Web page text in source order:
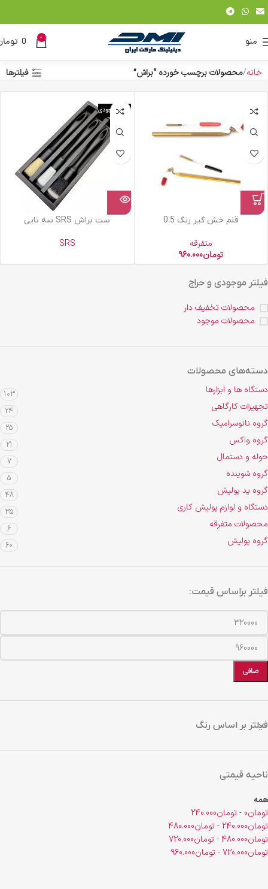
منو 0
0
فیلتر موجودی و حراج
محصولات تخفیف دار
محصولات موجود
دسته‌های محصولات
دستگاه ها و ابزارها 103
تجهیزات کارگاهی 24
گروه نانوسرامیک 25
گروه واکس 21
حوله و دستمال 7
گروه شوینده 5
گروه پد پولیش 48
دستگاه و لوازم پولیش کاری 35
محصولات متفرقه 6
گروه پولیش 60
فیلتر براساس قیمت:
صافی
فیلتر بر اساس رنگ
ناحیه قیمتی
همه
تومان0
- تومان240.000
تومان240.000
- تومان480.000
تومان480.000
- تومان720.000
تومان720.000
- تومان960.000
خانه محصولات برچسب خورده “براش” فیلترها
قلم خش گیر رنگ 0.5
متفرقه
تومان960.000
اتمام موجودی
ست براش SRS سه تایی
SRS